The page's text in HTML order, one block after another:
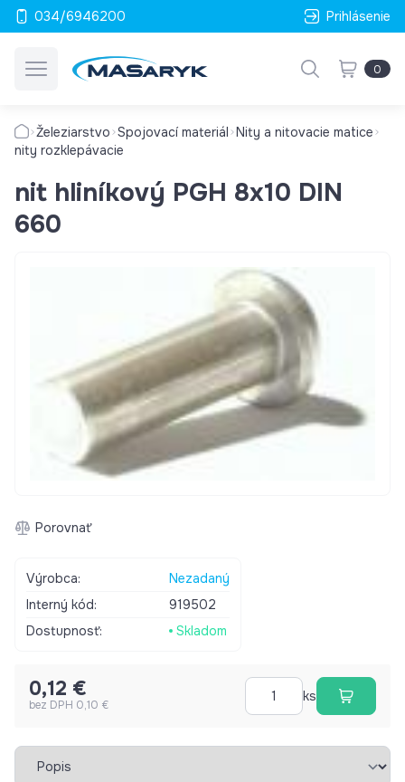
034/6946200 Prihlásenie
0
Železiarstvo Spojovací materiál Nity a nitovacie matice
nity rozklepávacie
nit hliníkový PGH 8x10 DIN
660
Porovnať
Výrobca:
Nezadaný
Interný kód:
919502
Dostupnosť:
Skladom
0,12 €
bez DPH 0,10 €
ks
Vybrať záložku